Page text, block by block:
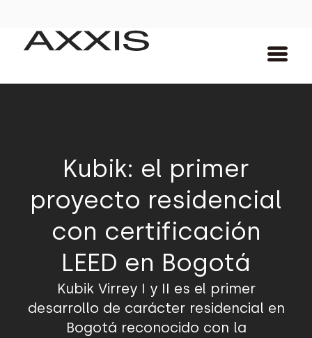
Kubik: el primer
proyecto residencial
con certificación
LEED en Bogotá
Kubik Virrey I y II es el primer
desarrollo de carácter residencial en
Bogotá reconocido con la